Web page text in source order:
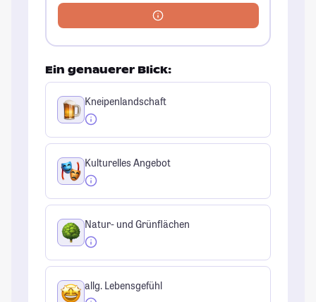
Ein genauerer Blick:
Kneipenlandschaft
Kulturelles Angebot
Natur- und Grünflächen
allg. Lebensgefühl